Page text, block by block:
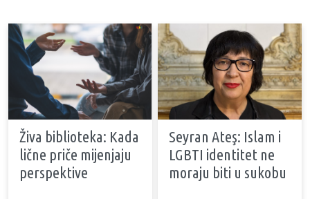
Živa biblioteka: Kada
lične priče mijenjaju
perspektive
Seyran Ateş: Islam i
LGBTI identitet ne
moraju biti u sukobu